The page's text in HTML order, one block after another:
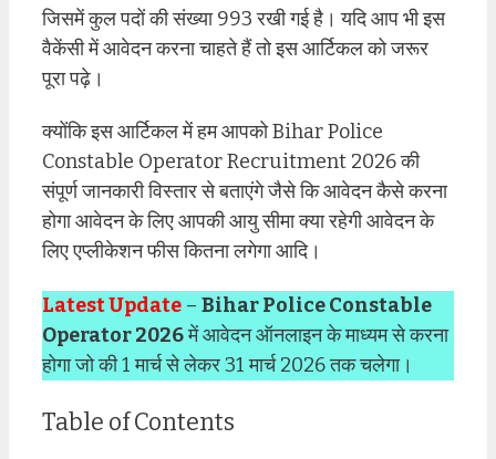
जिसमें कुल पदों की संख्या 993 रखी गई है। यदि आप भी इस
वैकेंसी में आवेदन करना चाहते हैं तो इस आर्टिकल को जरूर
पूरा पढ़े।
क्योंकि इस आर्टिकल में हम आपको Bihar Police
Constable Operator Recruitment 2026 की
संपूर्ण जानकारी विस्तार से बताएंगे जैसे कि आवेदन कैसे करना
होगा आवेदन के लिए आपकी आयु सीमा क्या रहेगी आवेदन के
लिए एप्लीकेशन फीस कितना लगेगा आदि।
Latest Update – Bihar Police Constable
Operator 2026में आवेदन ऑनलाइन के माध्यम से करना
होगा जो की 1 मार्च से लेकर 31 मार्च 2026 तक चलेगा।
Table of Contents